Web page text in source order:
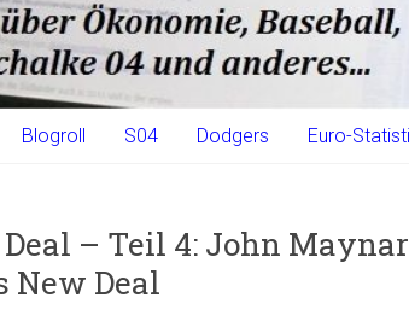
Blogroll S04 Dodgers Euro-
– Teil 4: John
New Deal